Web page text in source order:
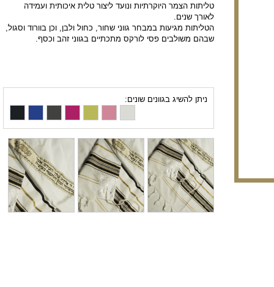
טליתות הצמר היוקרתיות ונועד ליצור טלית איכותית ועמידה
לאורך שנים.
הטליתות מגיעות במבחר גווני שחור, כחול ולבן, וכן בוורוד וסגול,
שבהם משולבים פסי לורקס מתכתיים בגווני זהב וכסף.
ניתן להשיג בגוונים שונים: